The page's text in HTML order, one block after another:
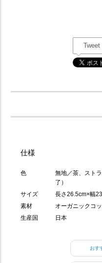
Tweet
おす
仕様
色
無地／茶、スト
了）
サイズ
長さ26.5cm×幅
素材
オーガニックコ
生産国
日本